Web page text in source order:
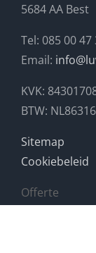
5684 AA Best
Tel: 085 00
Email:
KVK:
BTW:
Sitemap
Cookiebeleid
Offerte